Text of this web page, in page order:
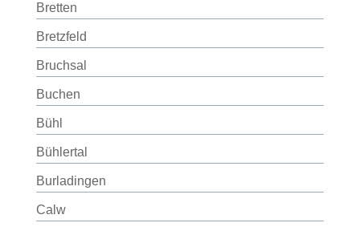
Bretten
Bretzfeld
Bruchsal
Buchen
Bühl
Bühlertal
Burladingen
Calw